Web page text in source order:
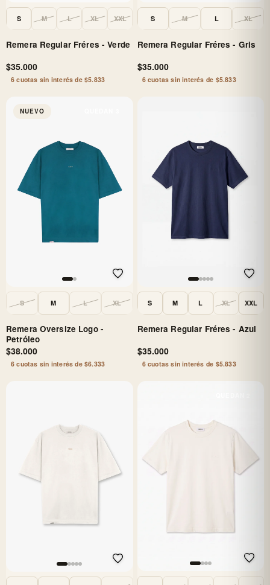
S M L XL XXL
Remera Regular Fréres - Verde
$35.000
6 cuotas sin interés de $5.833
S M L XL
Remera Regular Fréres - Gris
$35.000
6 cuotas sin interés de $5.833
NUEVO
S M L XL
Remera Oversize Logo -
Petróleo
$38.000
6 cuotas sin interés de $6.333
S M L XL XXL
Remera Regular Fréres - Azul
$35.000
6 cuotas sin interés de $5.833